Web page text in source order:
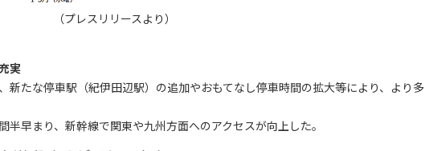
（プレスリリースより）
実
新たな停車駅（紀伊田辺駅）の追加やおもてなし停車時間の拡大等により、より多
半早まり、新幹線で関東や九州方面へのアクセスが向上した。